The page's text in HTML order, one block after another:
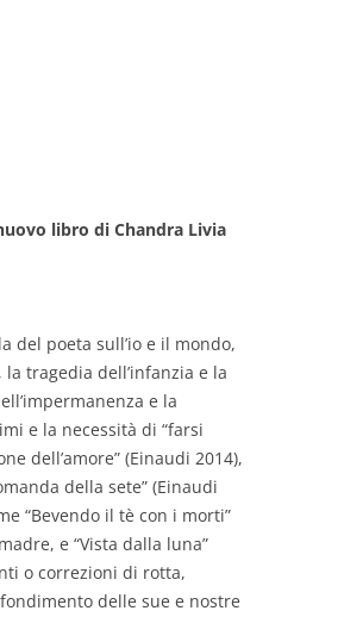
libro di Chandra Livia
del poeta sull’io e il mondo,
tragedia dell’infanzia e la
e la
e la necessità di “farsi
dell’amore” (Einaudi 2014),
della sete” (Einaudi
“Bevendo il tè con i morti”
e “Vista dalla luna”
o correzioni di rotta,
delle sue e nostre